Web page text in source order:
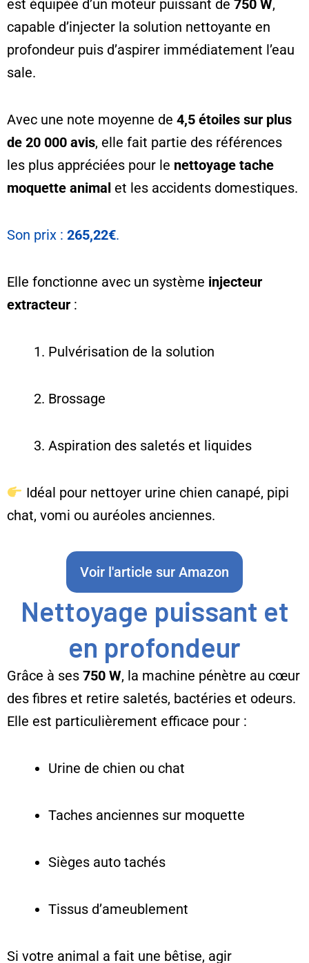
est équipée d’un moteur puissant de 750 W,
capable d’injecter la solution nettoyante en
profondeur puis d’aspirer immédiatement l’eau
sale.
Avec une note moyenne de 4,5 étoiles sur plus
de 20 000 avis, elle fait partie des références
les plus appréciées pour le nettoyage tache
moquette animal et les accidents domestiques.
Son prix : 265,22€.
Elle fonctionne avec un système injecteur
extracteur :
Pulvérisation de la solution
Brossage
Aspiration des saletés et liquides
Idéal pour nettoyer urine chien canapé, pipi
chat, vomi ou auréoles anciennes.
Voir l'article sur Amazon
Nettoyage puissant et
en profondeur
Grâce à ses 750 W, la machine pénètre au cœur
des fibres et retire saletés, bactéries et odeurs.
Elle est particulièrement efficace pour :
Urine de chien ou chat
Taches anciennes sur moquette
Sièges auto tachés
Tissus d’ameublement
Si votre animal a fait une bêtise, agir